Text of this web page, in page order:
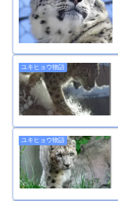
ユキヒョウ物語
ユキヒョウ物語